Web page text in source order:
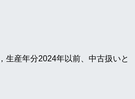
生産年分2024年以前、中古扱いと